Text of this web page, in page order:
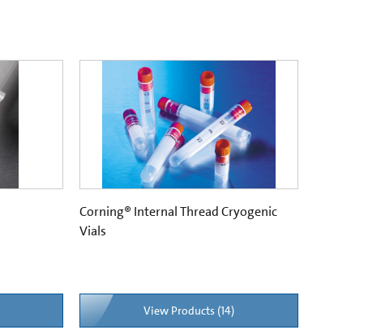
Corning® Internal Thread Cryogenic
Vials
View Products (14)